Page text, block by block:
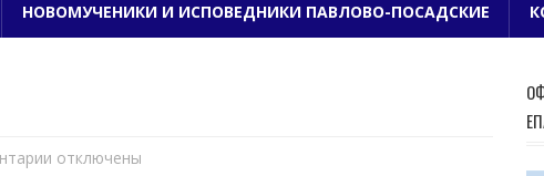
НОВОМУЧЕНИКИ И ИСПОВЕДНИКИ ПАВЛОВО-ПОСАДСКИЕ
котключены